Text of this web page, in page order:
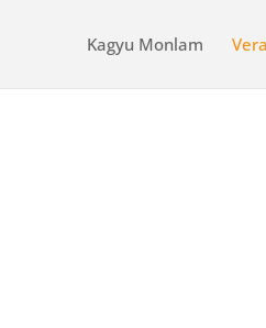
Kagyu Monlam